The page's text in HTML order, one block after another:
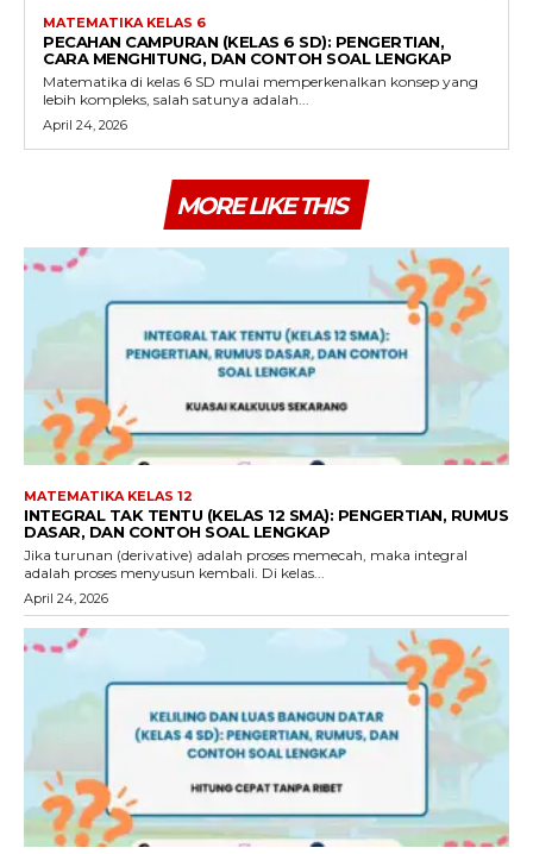
MATEMATIKA KELAS 6
PECAHAN CAMPURAN (KELAS 6 SD): PENGERTIAN,
CARA MENGHITUNG, DAN CONTOH SOAL LENGKAP
Matematika di kelas 6 SD mulai memperkenalkan konsep yang
lebih kompleks, salah satunya adalah...
April 24, 2026
MORE LIKE THIS
MATEMATIKA KELAS 12
INTEGRAL TAK TENTU (KELAS 12 SMA): PENGERTIAN, RUMUS
DASAR, DAN CONTOH SOAL LENGKAP
Jika turunan (derivative) adalah proses memecah, maka integral
adalah proses menyusun kembali. Di kelas...
April 24, 2026